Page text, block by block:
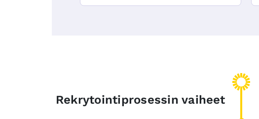
Rekrytointiprosessin vaiheet